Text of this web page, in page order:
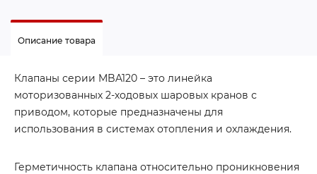
Описание товара
Клапаны серии MBA120 – это линейка
моторизованных 2-ходовых шаровых кранов с
приводом, которые предназначены для
использования в системах отопления и охлаждения.
Герметичность клапана относительно проникновения